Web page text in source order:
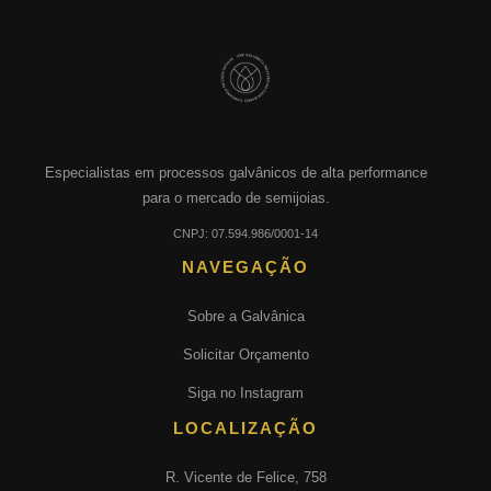
Especialistas em processos galvânicos de alta performance
para o mercado de semijoias.
CNPJ: 07.594.986/0001-14
NAVEGAÇÃO
Sobre a Galvânica
Solicitar Orçamento
Siga no Instagram
LOCALIZAÇÃO
R. Vicente de Felice, 758